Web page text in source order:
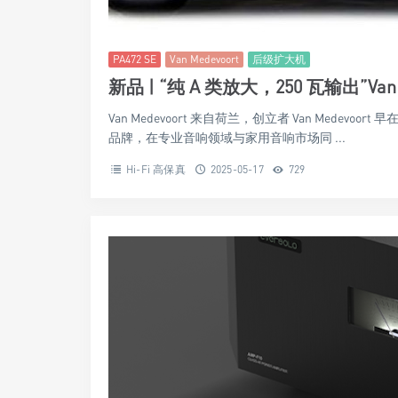
PA472 SE Van Medevoort 后级扩大机
新品 | “纯 A 类放大，250 瓦输出
Van Medevoort 来自荷兰，创立者 Van Medevoort 早
品牌，在专业音响领域与家用音响市场同 ...
Hi-Fi 高保真 2025-05-17 729